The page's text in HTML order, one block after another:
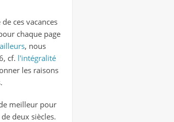
ces vacances
chaque page
, nous
cf. l'intégralité
les raisons
meilleur pour
deux siècles.